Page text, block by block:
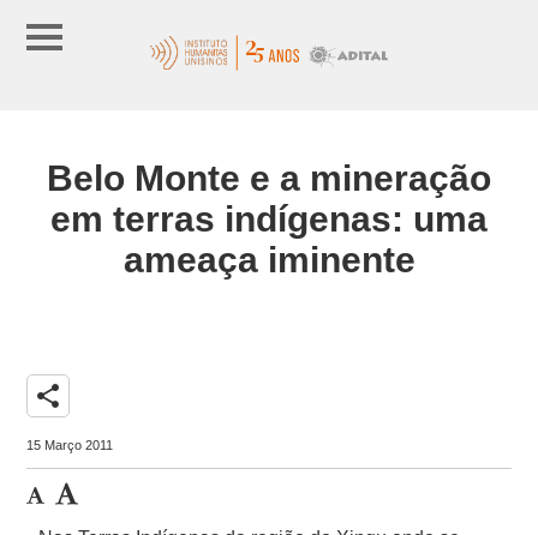
Belo Monte e a mineração
em terras indígenas: uma
ameaça iminente
share
15 Março 2011